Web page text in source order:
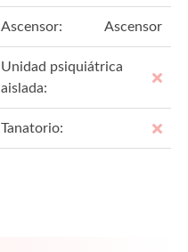
Ascensor: Ascensor
Unidad psiquiátrica
aislada:
Tanatorio: